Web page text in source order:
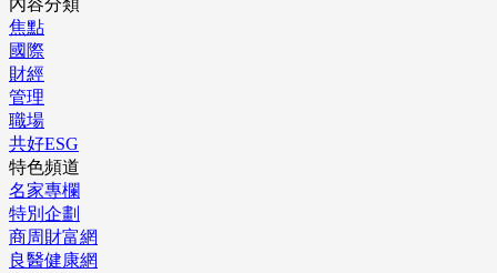
內容分類
焦點
國際
財經
管理
職場
共好ESG
特色頻道
名家專欄
特別企劃
商周財富網
良醫健康網